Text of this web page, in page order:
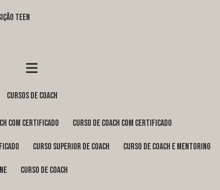
TEEN
cursos de coach
com certificado curso de coach com certificado
curso superior de coach curso de coach e mentoring
curso de coach